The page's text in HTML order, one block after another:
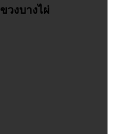
งบางไผ่